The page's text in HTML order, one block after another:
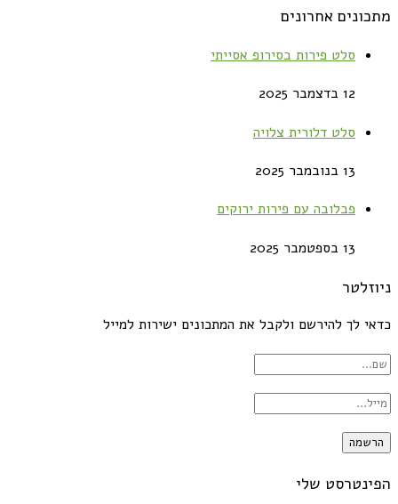
מתכונים אחרונים
סלט פירות בסירופ אסייתי
12 בדצמבר 2025
סלט דלורית צלויה
13 בנובמבר 2025
פבלובה עם פירות ירוקים
13 בספטמבר 2025
ניוזלטר
כדאי לך להירשם ולקבל את המתכונים ישירות למייל
הפינטרסט שלי